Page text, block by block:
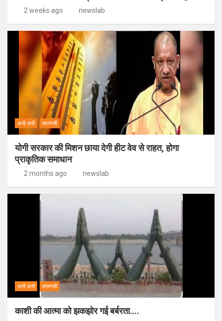
2 weeks ago newslab
अभी अभी वाराणसी
योगी सरकार की मिशन छाया देगी हीट वेव से राहत, होगा
प्राकृतिक समाधान
2 months ago newslab
अभी अभी वाराणसी
काशी की आत्मा को झकझोर गई बर्बरता….